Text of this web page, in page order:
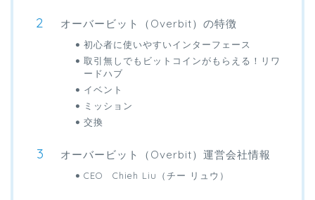
オーバービット（Overbit）の特徴
初心者に使いやすいインターフェース
取引無しでもビットコインがもらえる！リワ
ードハブ
イベント
ミッション
交換
オーバービット（Overbit）運営会社情報
CEO Chieh Liu（チー リュウ）